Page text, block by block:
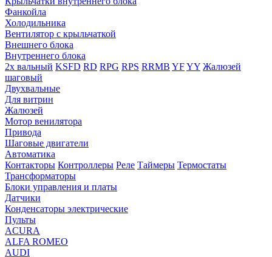
Фанкойла
Холодильника
Вентилятор с крыльчаткой
Внешнего блока
Внутреннего блока
2х вальный KSFD RD RPG RPS RRMB YFYY Жалюзей
шаговый
Двухвальные
Для витрин
Жалюзей
Мотор венилятора
Привода
Шаговые двигатели
Автоматика
Контакторы Контроллеры Реле Таймеры Термостаты
Трансформаторы
Блоки управления и платы
Датчики
Конденсаторы электрические
Пульты
ACURA
ALFA ROMEO
AUDI